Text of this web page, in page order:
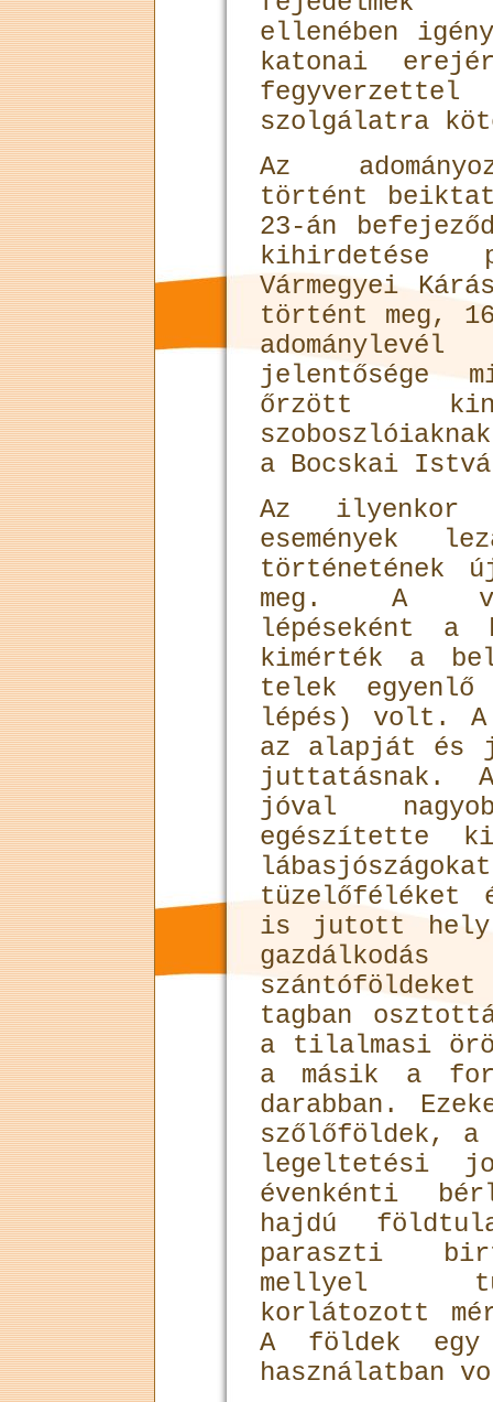
ellenében
katonai
szolgálatra
Az
történt
23-án
kihirdetése
Vármegyei
történt meg,
jelentősége
őrzött
a Bocskai
Az ilyenkor
események
történetének
meg. A
lépéseként a
kimérték a
telek
lépés) volt. A
az alapját és
juttatásnak.
jóval
tüzelőféléket
is jutott hely.
tagban
a tilalmasi
a másik a
darabban.
szőlőföldek, a
legeltetési
évenkénti
hajdú
paraszti
mellyel
korlátozott
A földek egy
használatban